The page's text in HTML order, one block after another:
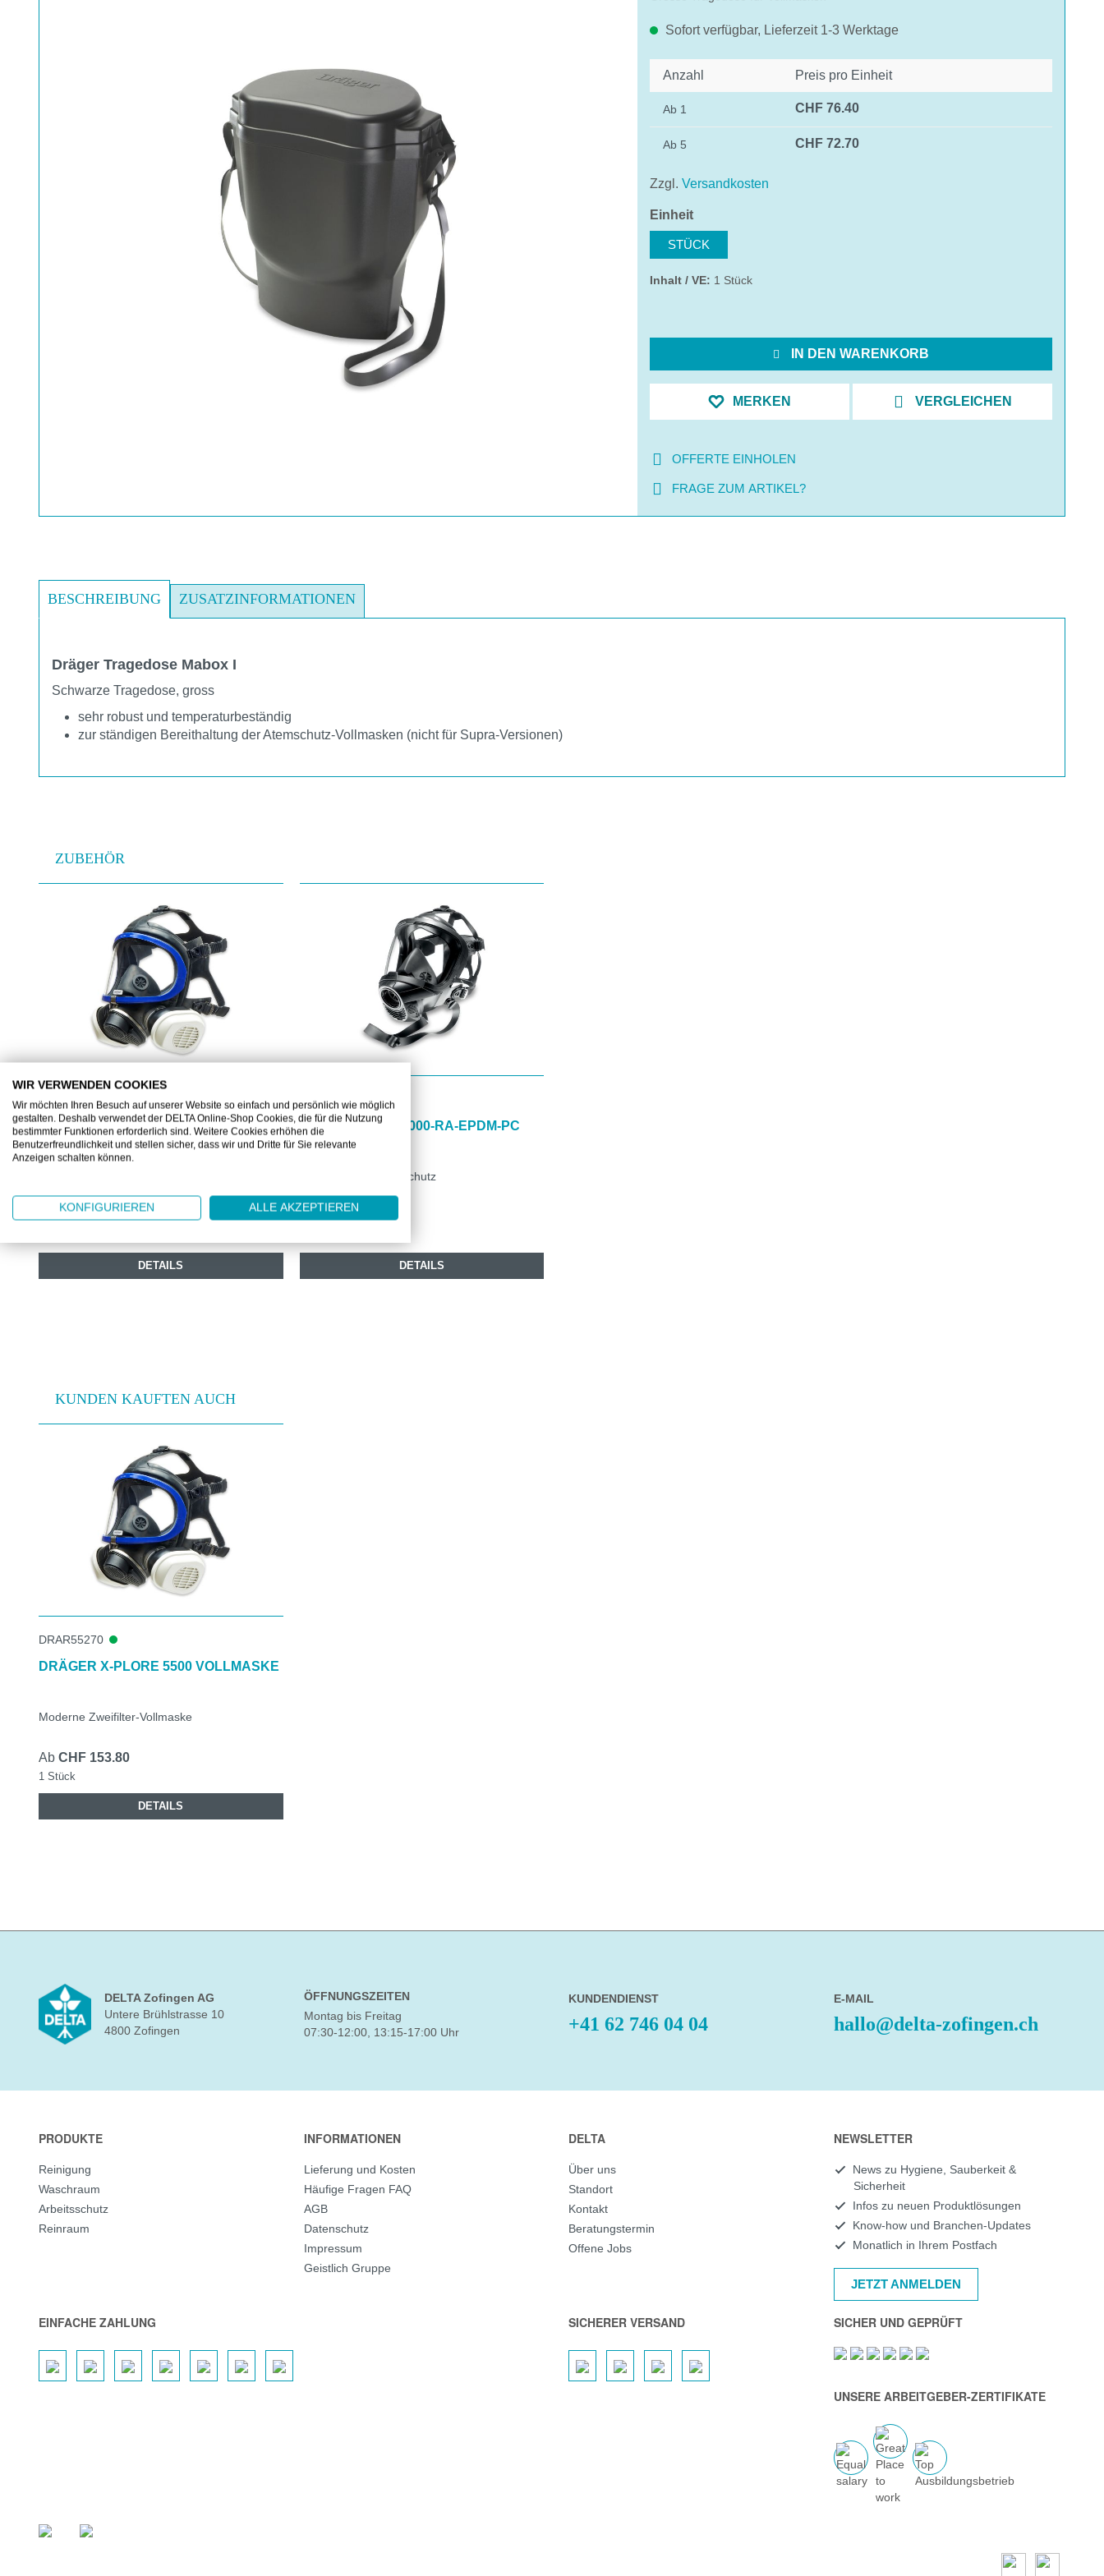
Sofort verfügbar, Lieferzeit 1-3 Werktage
Anzahl Preis pro Einheit
Ab 1 CHF 76.40
Ab 5 CHF 72.70
Zzgl. Versandkosten
Einheitauswählen
STÜCK
Inhalt / VE: 1 Stück
IN DEN WARENKORB
MERKEN VERGLEICHEN
OFFERTE EINHOLEN
FRAGE ZUM ARTIKEL?
BESCHREIBUNG ZUSATZINFORMATIONEN
Dräger Tragedose Mabox I
Schwarze Tragedose, gross
sehr robust und temperaturbeständig
zur ständigen Bereithaltung der Atemschutz-Vollmasken (nicht für Supra-Versionen)
ZUBEHÖR
Produktgalerie überspringen
DRAR55270
DRÄGER X-PLORE 5500 VOLLMASKE
AbCHF 153.80
DETAILS
DRAR56310
DRÄGER FPS® 7000-RA-EPDM-PC
VOLLMASKE M2
Für einen sicheren Schutz
AbCHF 304.50
DETAILS
KUNDEN KAUFTEN AUCH
Produktgalerie überspringen
DRAR55270
DRÄGER X-PLORE 5500 VOLLMASKE
Moderne Zweifilter-Vollmaske
Ab CHF 153.80
1 Stück
DETAILS
DELTA Zofingen AG
Untere Brühlstrasse 10
4800 Zofingen
ÖFFNUNGSZEITEN
Montag bis Freitag
07:30-12:00, 13:15-17:00 Uhr
KUNDENDIENST
+41 62 746 04 04
E-MAIL
hallo@delta-zofingen.ch
PRODUKTE
Reinigung
Waschraum
Arbeitsschutz
Reinraum
INFORMATIONEN
Lieferung und Kosten
Häufige Fragen FAQ
AGB
Datenschutz
Impressum
Geistlich Gruppe
DELTA
Über uns
Standort
Kontakt
Beratungstermin
Offene Jobs
NEWSLETTER
News zu Hygiene, Sauberkeit &
Sicherheit
Infos zu neuen Produktlösungen
Know-how und Branchen-Updates
Monatlich in Ihrem Postfach
JETZT ANMELDEN
EINFACHE ZAHLUNG SICHERER VERSAND SICHER UND GEPRÜFT
UNSERE ARBEITGEBER-ZERTIFIKATE
WIR VERWENDEN COOKIES
Wir möchten Ihren Besuch auf unserer Website so einfach und persönlich wie möglich
gestalten. Deshalb verwendet der DELTA Online-Shop Cookies, die für die Nutzung
bestimmter Funktionen erforderlich sind. Weitere Cookies erhöhen die
Benutzerfreundlichkeit und stellen sicher, dass wir und Dritte für Sie relevante
Anzeigen schalten können.
KONFIGURIEREN ALLE AKZEPTIEREN